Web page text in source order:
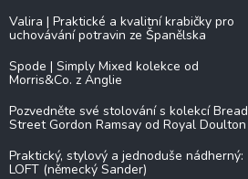
Valira | Praktické a kvalitní krabičky pro
uchovávání potravin ze Španělska
Spode | Simply Mixed kolekce od
Morris&Co. z Anglie
Pozvedněte své stolování s kolekcí Bread
Street Gordon Ramsay od Royal Doulton
Praktický, stylový a jednoduše nádherný:
LOFT (německý Sander)